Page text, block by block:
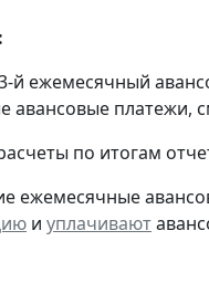
й ежемесячный
авансовые платежи,
по итогам
ежемесячные
и уплачивают